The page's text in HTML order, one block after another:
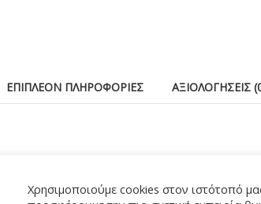
ΕΠΙΠΛΈΟΝ ΠΛΗΡΟΦΟΡΊΕΣ ΑΞΙΟΛΟΓΉΣΕΙΣ
Χρησιμοποιούμε cookies στον ιστότοπό